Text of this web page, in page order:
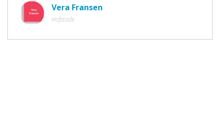
Vera Fransen
Hofstade